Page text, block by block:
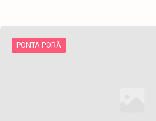
PONTA PORÃ